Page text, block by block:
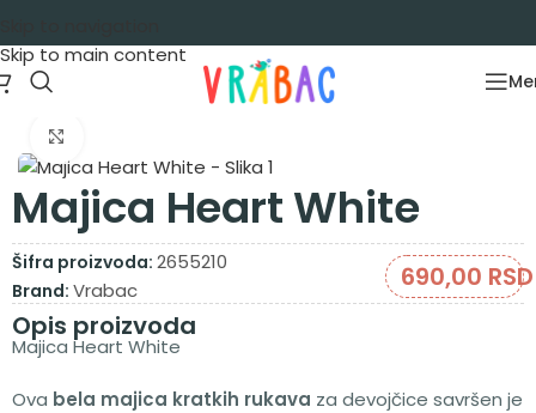
Skip to main content
Majice kratak rukav
Majica Heart White
Šifra proizvoda: 2655210
Brand: Vrabac 690,00 RSD
Opis proizvoda
Majica Heart White
Ova bela majica kratkih rukava za devojčice savršen je